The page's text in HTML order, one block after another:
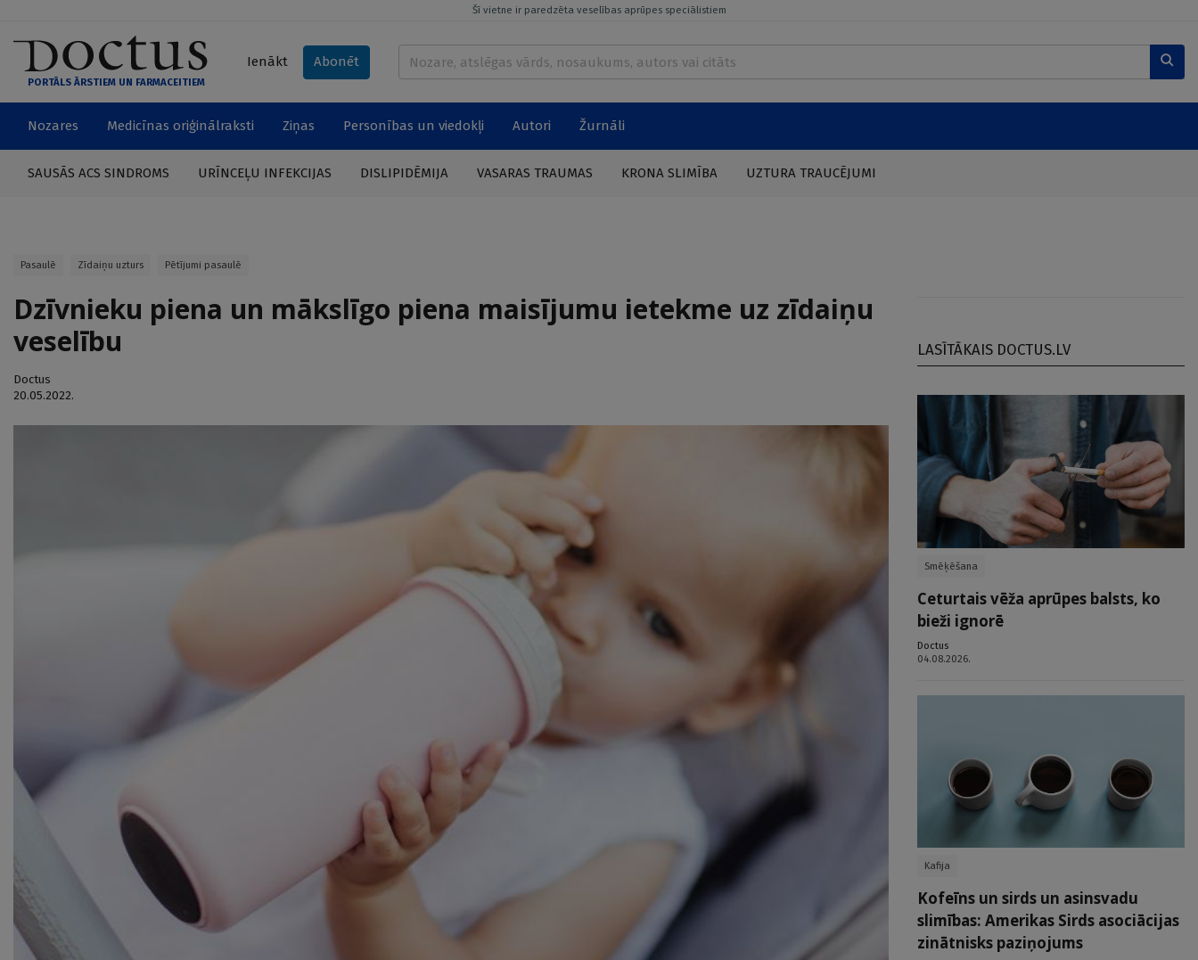
Šī vietne ir paredzēta veselības aprūpes speciālistiem
PORTĀLS ĀRSTIEM UN FARMACEITIEM
Ienākt Abonēt
Nozares Medicīnas oriģinālraksti Ziņas Personības un viedokļi Autori Žurnāli
SAUSĀS ACS SINDROMS URĪNCEĻU INFEKCIJAS DISLIPIDĒMIJA VASARAS TRAUMAS KRONA SLIMĪBA UZTURA TRAUCĒJUMI
Pasaulē Zīdaiņu uzturs Pētījumi pasaulē
Dzīvnieku piena un mākslīgo piena maisījumu ietekme uz zīdaiņu
veselību
Doctus
20.05.2022.
LASĪTĀKAIS DOCTUS.LV
Smēķēšana
Ceturtais vēža aprūpes balsts, ko
bieži ignorē
Doctus
04.08.2026.
Kafija
Kofeīns un sirds un asinsvadu
slimības: Amerikas Sirds asociācijas
zinātnisks paziņojums